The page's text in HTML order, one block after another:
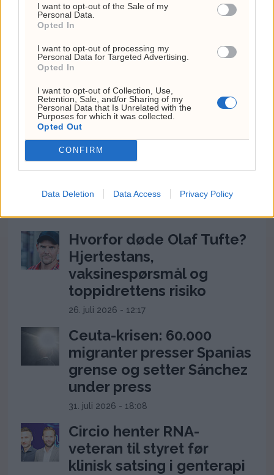
I want to opt-out of the Sale of my
Personal Data.
Opted In
I want to opt-out of processing my
Personal Data for Targeted Advertising.
Opted In
I want to opt-out of Collection, Use,
Retention, Sale, and/or Sharing of my
Personal Data that Is Unrelated with the
Purposes for which it was collected.
Opted Out
CONFIRM
Data Deletion Data Access Privacy Policy
Ukraina nær eget
luftvern – Zelenskyj
takker Norge
Siste Mest lest
Hvorfor døde Olaf Tufte?
Hjertestans,
vaksinespørsmål og
toppidrettens risiko
26. juli 2026 - 12:17
Ceuta-krisen: 60.000
migranter presser Spanias
grense og setter Sánchez
under press
31. juli 2026 - 18:08
Circio henter RNA-
veteran til styret før
klinisk satsing i genterapi